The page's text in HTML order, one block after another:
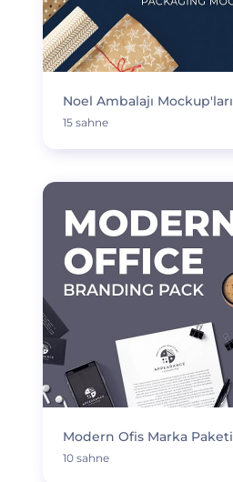
Noel Ambalajı Mockup'ları
15 sahne
Modern Ofis Marka Paketi
10 sahne